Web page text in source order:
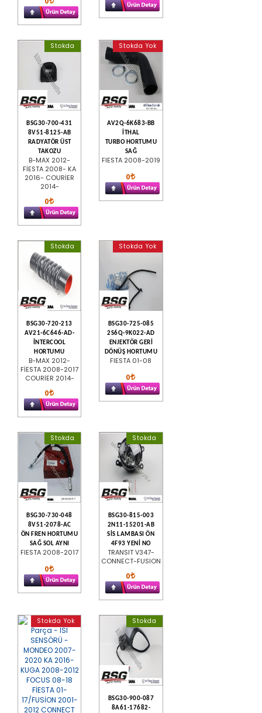
Stokda
BSG30-700-431
8V51-8125-AB
RADYATÖR ÜST
TAKOZU
B-MAX 2012-
FİESTA 2008- KA
2016- COURİER
2014-
0
Stokda Yok
AV2Q-6K683-BB
İTHAL
TURBO HORTUMU
SAĞ
FIESTA 2008-2019
0
Stokda
BSG30-720-213
AV21-6C646-AD-
İNTERCOOL
HORTUMU
B-MAX 2012-
FİESTA 2008-2017
COURİER 2014-
0
Stokda Yok
BSG30-725-085
2S6Q-9K022-AD
ENJEKTÖR GERİ
DÖNÜŞ HORTUMU
FIESTA 01-08
0
Stokda
BSG30-730-048
8V51-2078-AC
ÖN FREN HORTUMU
SAĞ SOL AYNI
FIESTA 2008-2017
0
Stokda
BSG30-815-003
2N11-15201-AB
SİS LAMBASI ÖN
4F93 YENİ NO
TRANSIT V347-
CONNECT-FUSION
0
Stokda Yok Stokda
BSG30-900-087
8A61-17682-